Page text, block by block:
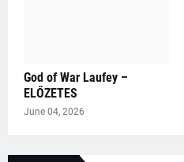
God of War Laufey –
ELŐZETES
June 04, 2026